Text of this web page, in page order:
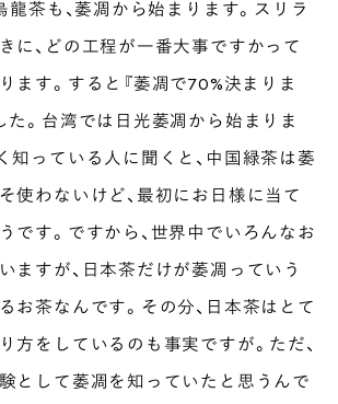
龍茶も、萎凋から始まります。スリラ
に、どの工程が一番大事ですかって
ます。すると『萎凋で70%決まりま
た。台湾では日光萎凋から始まりま
知っている人に聞くと、中国緑茶は萎
使わないけど、最初にお日様に当て
です。ですから、世界中でいろんなお
ますが、日本茶だけが萎凋っていう
お茶なんです。その分、日本茶はとて
方をしているのも事実ですが。ただ、
として萎凋を知っていたと思うんで